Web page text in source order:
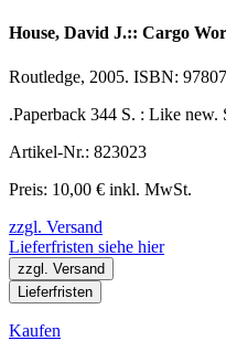
House, David J.:: Cargo
Routledge, 2005. ISBN:
.Paperback 344 S. : Like new.
Artikel-Nr.: 823023
Preis: 10,00 € inkl. MwSt.
zzgl. Versand
Lieferfristen siehe hier
zzgl. Versand
Lieferfristen
Kaufen